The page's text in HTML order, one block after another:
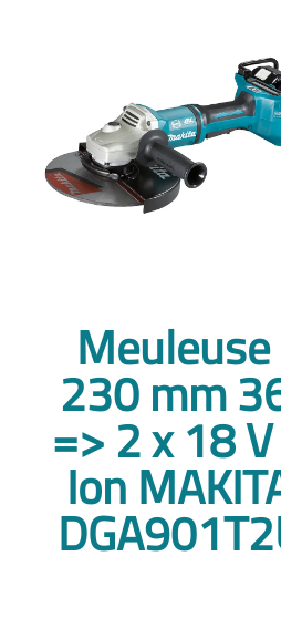
230 mm
=> 2 x 18
Ion